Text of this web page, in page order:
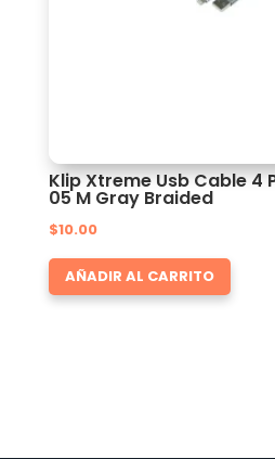
Klip Xtreme Usb Cable 4
05 M Gray Braided
$10.00
AÑADIR AL CARRITO